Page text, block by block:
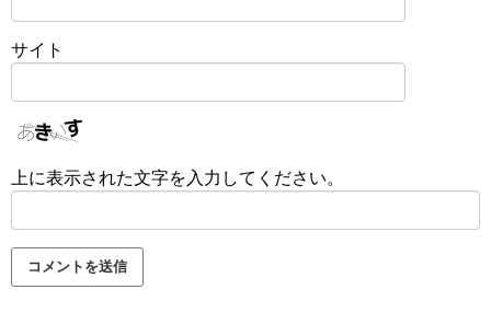
サイト
上に表示された文字を入力してください。